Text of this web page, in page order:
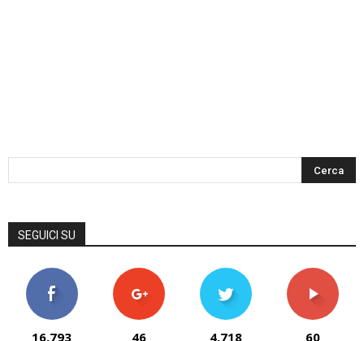
SEGUICI SU
16,793 46 4,718 60